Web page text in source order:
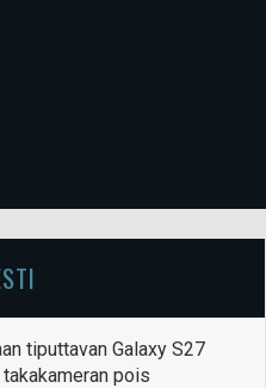
tiputtavan Galaxy S27
pois